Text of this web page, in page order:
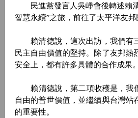
民進黨發言人吳崢會後轉述賴清
智慧永續”之旅，前往了太平洋友
賴清德說，這次出訪，我們有三
民主自由價值的堅持。除了友邦
安全上，都有許多具體的合作成果
賴清德說，第二項收穫是，我們
自由的普世價值，並繼續與台灣
的重要性。